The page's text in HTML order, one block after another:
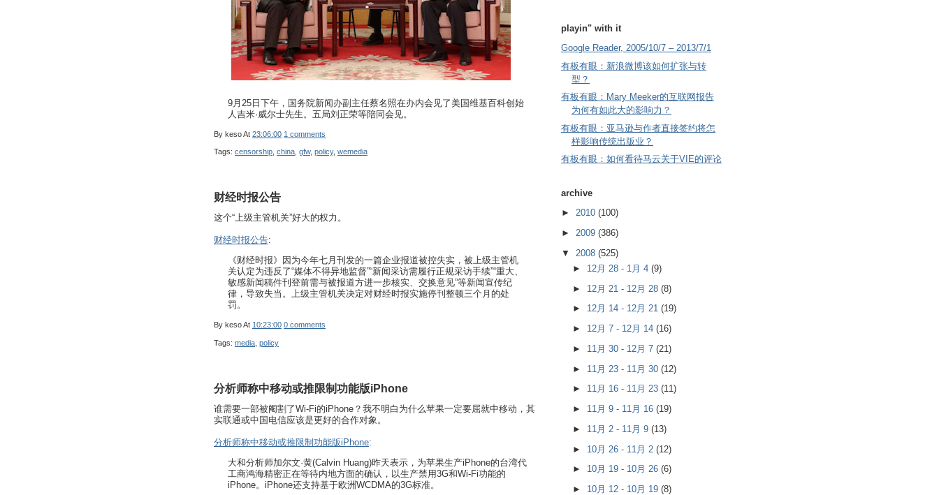
9月25日下午，国务院新闻办副主任蔡名照在办内会见了美国维基百科创始
人吉米·威尔士先生。五局刘正荣等陪同会见。
By kesoAt 23:06:00 1 comments
Tags: censorship china gfw, policy, wemedia
财经时报公告
这个“上级主管机关”好大的权力。
财经时报公告:
《财经时报》因为今年七月刊发的一篇企业报道被控失实，被上级主管机
关认定为违反了“媒体不得异地监督”“新闻采访需履行正规采访手续”“重大、
敏感新闻稿件刊登前需与被报道方进一步核实、交换意见”等新闻宣传纪
律，导致失当。上级主管机关决定对财经时报实施停刊整顿三个月的处
罚。
By kesoAt 10:23:00 0 comments
Tags: media policy
分析师称中移动或推限制功能版iPhone
谁需要一部被阉割了Wi-Fi的iPhone？我不明白为什么苹果一定要屈就中移动，其
实联通或中国电信应该是更好的合作对象。
分析师称中移动或推限制功能版iPhone:
大和分析师加尔文·黄(Calvin Huang)昨天表示，为苹果生产iPhone的台湾代
工商鸿海精密正在等待内地方面的确认，以生产禁用3G和Wi-Fi功能的
iPhone。iPhone还支持基于欧洲WCDMA的3G标准。
playin" with it
Google Reader, 2005/10/7 – 2013/7/1
有板有眼：新浪微博该如何扩张与转
型？
有板有眼：Mary Meeker的互联网报告
为何有如此大的影响力？
有板有眼：亚马逊与作者直接签约将怎
样影响传统出版业？
有板有眼：如何看待马云关于VIE的评论
archive
► 2010 (100)
► 2009 (386)
▼ 2008 (525)
► 12月 28 - 1月 4 (9)
► 12月 21 - 12月 28 (8)
► 12月 14 - 12月 21 (19)
► 12月 7 - 12月 14 (16)
► 11月 30 - 12月 7 (21)
► 11月 23 - 11月 30 (12)
► 11月 16 - 11月 23 (11)
► 11月 9 - 11月 16 (19)
► 11月 2 - 11月 9 (13)
► 10月 26 - 11月 2 (12)
► 10月 19 - 10月 26 (6)
► 10月 12 - 10月 19 (8)